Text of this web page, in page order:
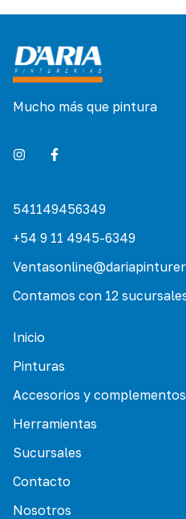
Mucho más que pintura
541149456349
+54 9 11 4945-6349
Contamos con 12
Inicio
Pinturas
Accesorios y complementos
Herramientas
Sucursales
Contacto
Nosotros